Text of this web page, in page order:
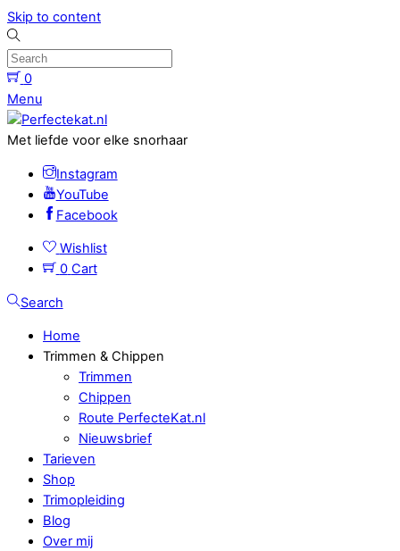
Skip to content
0
Menu
Met liefde voor elke snorhaar
Instagram
YouTube
Facebook
Wishlist
0 Cart
Search
Home
Trimmen & Chippen
Trimmen
Chippen
Route PerfecteKat.nl
Nieuwsbrief
Tarieven
Shop
Trimopleiding
Blog
Over mij